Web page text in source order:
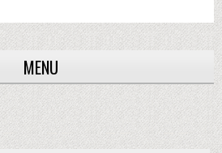
MENU